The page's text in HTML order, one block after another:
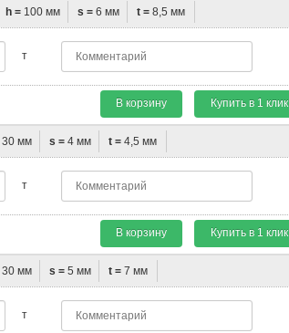
h = 100 мм s = 6 мм t =8,5 мм
т
В корзину Купить в 1 клик
30 мм s = 4 мм t =4,5 мм
т
В корзину Купить в 1 клик
30 мм s = 5 мм t =7 мм
т